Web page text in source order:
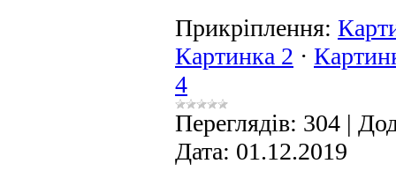
Прикріплення:
Картинка 2 ·
4
Переглядів: 304 |
Дата: 01.12.2019